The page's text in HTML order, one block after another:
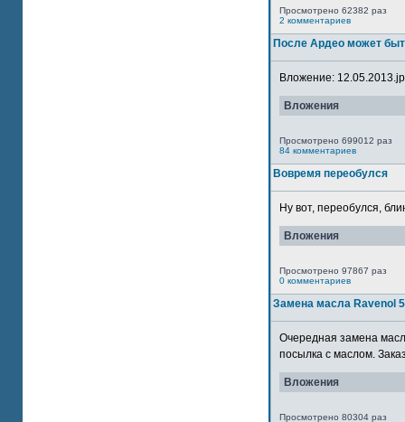
Просмотрено 62382 раз
2 комментариев
После Ардео может
Вложение:
Вложения
Просмотрено 699012 раз
84 комментариев
Вовремя переобулся
Ну вот, переобулся,
Вложения
Просмотрено 97867 раз
0 комментариев
Замена масла Ravenol
Очередная замена
посылка с маслом.
Вложения
Просмотрено 80304 раз